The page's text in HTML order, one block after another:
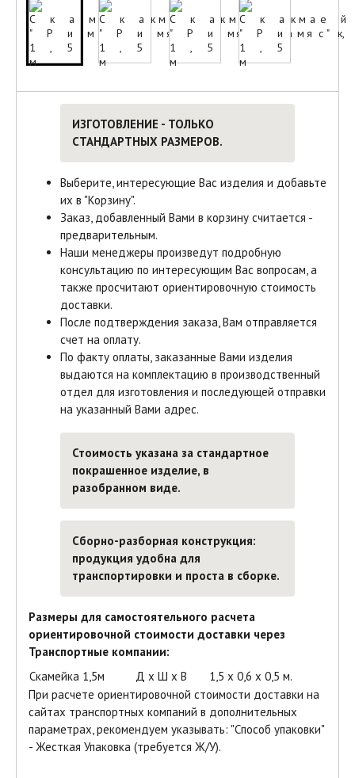
ИЗГОТОВЛЕНИЕ - ТОЛЬКО
СТАНДАРТНЫХ РАЗМЕРОВ.
Выберите, интересующие Вас изделия и добавьте
их в "Корзину".
Заказ, добавленный Вами в корзину считается -
предварительным.
Наши менеджеры произведут подробную
консультацию по интересующим Вас вопросам, а
также просчитают ориентировочную стоимость
доставки.
После подтверждения заказа, Вам отправляется
счет на оплату.
По факту оплаты, заказанные Вами изделия
выдаются на комплектацию в производственный
отдел для изготовления и последующей отправки
на указанный Вами адрес.
Стоимость указана за стандартное
покрашенное изделие, в
разобранном виде.
Сборно-разборная конструкция:
продукция удобна для
транспортировки и проста в сборке.
Размеры для самостоятельного расчета
ориентировочной стоимости доставки через
Транспортные компании:
Скамейка 1,5м
Д х Ш х В
1,5 х 0,6 х 0,5 м.
При расчете ориентировочной стоимости доставки на
сайтах транспортных компаний в дополнительных
параметрах, рекомендуем указывать: "Способ упаковки"
- Жесткая Упаковка (требуется Ж/У).